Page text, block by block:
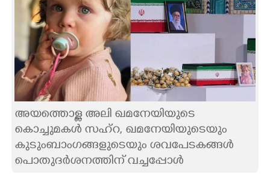
INFO+
ASTRO
CARTOONS
LITERATURE
അയത്തൊള്ള അലി ഖമനേയിയുടെ
കൊച്ചുമകൾ സഹ്റ,​ ഖമനേയിയുടെയും
കുടുംബാംഗങ്ങളുടെയും ശവപേടകങ്ങൾ
പൊതുദർശനത്തിന് വച്ചപ്പോൾ